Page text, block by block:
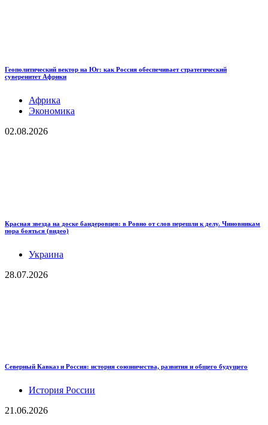
Геополитический вектор на Юг: как Россия обеспечивает стратегический
суверенитет Африки
Африка
Экономика
02.08.2026
Красная звезда на доске бандеровцев: в Ровно от слов перешли к делу. Чиновникам
пора бояться (видео)
Украина
28.07.2026
Северный Кавказ и Россия: история союзничества, развития и общего будущего
История России
21.06.2026